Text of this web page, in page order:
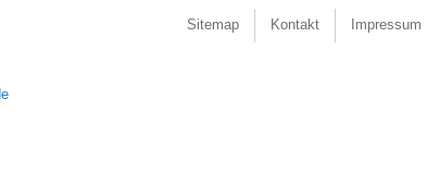
Sitemap Kontakt Impressum